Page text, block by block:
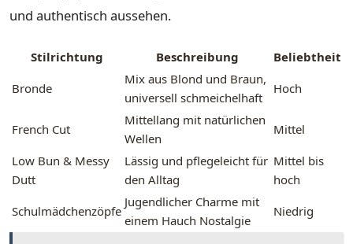
und authentisch aussehen.
Stilrichtung Beschreibung
Beliebtheit
Bronde
Mix aus Blond und Braun,
universell schmeichelhaft
Hoch
French Cut
Mittellang mit natürlichen
Wellen
Mittel
Low Bun & Messy
Dutt
Lässig und pflegeleicht für
den Alltag
Mittel bis
hoch
Schulmädchenzöpfe
Jugendlicher Charme mit
einem Hauch Nostalgie
Niedrig